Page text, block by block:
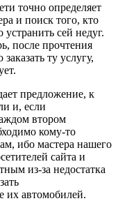
точно определяет
и поиск того, кто
сей недуг.
после прочтения
ту услугу,
предложение, к
и, если
втором
кому-то
ибо мастера нашего
сайта и
из-за недостатка
их автомобилей.